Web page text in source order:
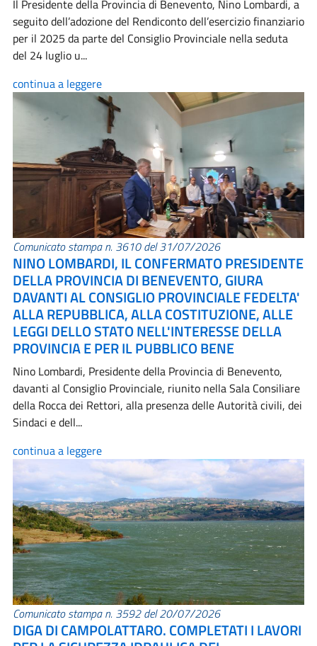
Il Presidente della Provincia di Benevento, Nino Lombardi, a
seguito dell’adozione del Rendiconto dell’esercizio finanziario
per il 2025 da parte del Consiglio Provinciale nella seduta
del 24 luglio u...
continua a leggere
Comunicato stampa n. 3610 del 31/07/2026
NINO LOMBARDI, IL CONFERMATO PRESIDENTE
DELLA PROVINCIA DI BENEVENTO, GIURA
DAVANTI AL CONSIGLIO PROVINCIALE FEDELTA'
ALLA REPUBBLICA, ALLA COSTITUZIONE, ALLE
LEGGI DELLO STATO NELL'INTERESSE DELLA
PROVINCIA E PER IL PUBBLICO BENE
Nino Lombardi, Presidente della Provincia di Benevento,
davanti al Consiglio Provinciale, riunito nella Sala Consiliare
della Rocca dei Rettori, alla presenza delle Autorità civili, dei
Sindaci e dell...
continua a leggere
Comunicato stampa n. 3592 del 20/07/2026
DIGA DI CAMPOLATTARO. COMPLETATI I LAVORI